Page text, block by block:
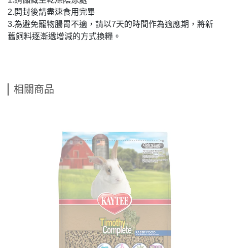
2.開封後請盡速食用完畢
3.為避免寵物腸胃不適，請以7天的時間作為適應期，將新
舊飼料逐漸遞增減的方式換糧。
相關商品